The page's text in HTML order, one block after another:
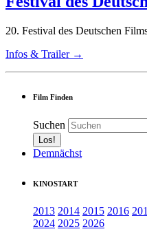
20. Festival des Deutschen
Infos & Trailer →
Film Finden
Suchen
Demnächst
KINOSTART
2013 2014 2015 2016
2024 2025 2026